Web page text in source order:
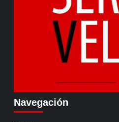
Navegación